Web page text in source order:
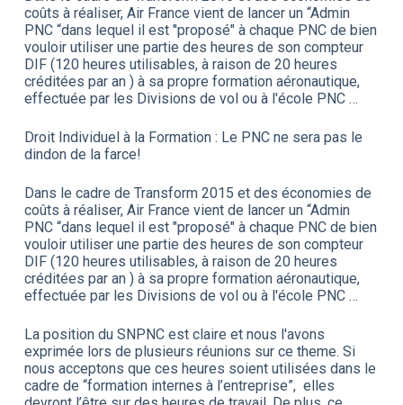
coûts à réaliser, Air France vient de lancer un “Admin
PNC “dans lequel il est "proposé" à chaque PNC de bien
vouloir utiliser une partie des heures de son compteur
DIF (120 heures utilisables, à raison de 20 heures
créditées par an ) à sa propre formation aéronautique,
effectuée par les Divisions de vol ou à l'école PNC …
Droit Individuel à la Formation : Le PNC ne sera pas le
dindon de la farce!
Dans le cadre de Transform 2015 et des économies de
coûts à réaliser, Air France vient de lancer un “Admin
PNC “dans lequel il est "proposé" à chaque PNC de bien
vouloir utiliser une partie des heures de son compteur
DIF (120 heures utilisables, à raison de 20 heures
créditées par an ) à sa propre formation aéronautique,
effectuée par les Divisions de vol ou à l'école PNC …
La position du SNPNC est claire et nous l'avons
exprimée lors de plusieurs réunions sur ce theme. Si
nous acceptons que ces heures soient utilisées dans le
cadre de “formation internes à l’entreprise”, elles